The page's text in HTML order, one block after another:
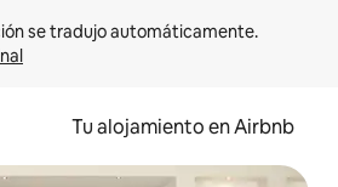
Tu alojamiento en Airbnb